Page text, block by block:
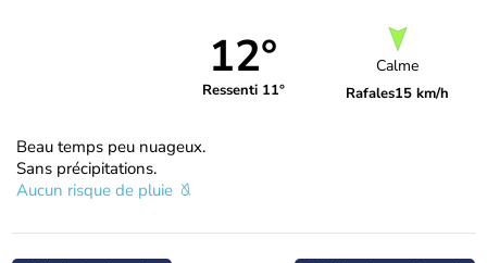
12°
Ressenti 11°
Calme
Rafales15 km/h
Beau temps peu nuageux.
Sans précipitations.
Aucun risque de pluie